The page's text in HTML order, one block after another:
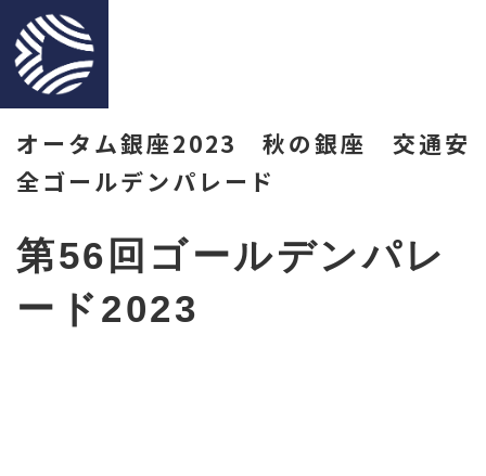
オータム銀座2023 秋の銀座 交通安
全ゴールデンパレード
第56回ゴールデンパレ
ード2023